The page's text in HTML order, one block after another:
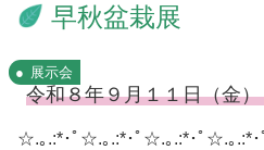
早秋盆栽展
展示会
令和８年９月１１日（金
☆.｡.:*･ﾟ☆.｡.:*･ﾟ☆.｡.:*･ﾟ☆.｡.:*